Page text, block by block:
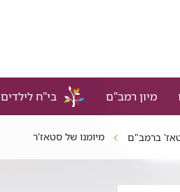
מיון רמב"ם בי"ח לילדים
ברמב"ם מיומנו של סטאז'ר